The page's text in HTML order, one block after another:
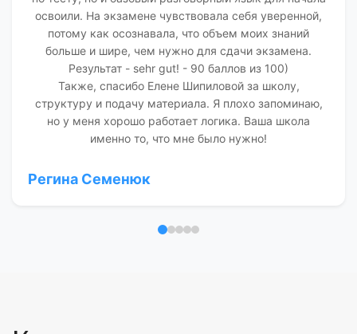
освоили. На экзамене чувствовала себя уверенной,
потому как осознавала, что объем моих знаний
больше и шире, чем нужно для сдачи экзамена.
Результат - sehr gut! - 90 баллов из 100)
Также, спасибо Елене Шипиловой за школу,
структуру и подачу материала. Я плохо запоминаю,
но у меня хорошо работает логика. Ваша школа
именно то, что мне было нужно!
Регина Семенюк
Отзыв 1